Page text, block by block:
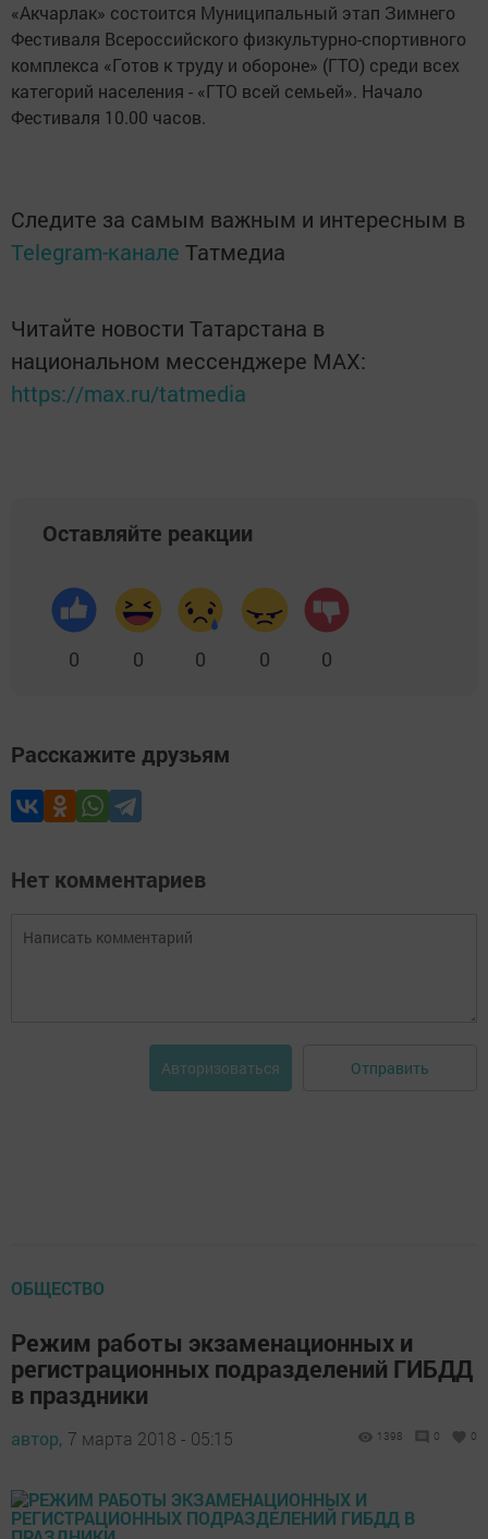
«Акчарлак» состоится Муниципальный этап Зимнего
Фестиваля Всероссийского физкультурно-спортивного
комплекса «Готов к труду и обороне» (ГТО) среди всех
категорий населения - «ГТО всей семьей». Начало
Фестиваля 10.00 часов.
Следите за самым важным и интересным в
Telegram-канале Татмедиа
Читайте новости Татарстана в
национальном мессенджере MАХ:
https://max.ru/tatmedia
Оставляйте реакции
0 0 0 0 0
Расскажите друзьям
Нет комментариев
Авторизоваться Отправить
ОБЩЕСТВО
Режим работы экзаменационных и
регистрационных подразделений ГИБДД
в праздники
автор, 7 марта 2018 - 05:15 1398 0 0